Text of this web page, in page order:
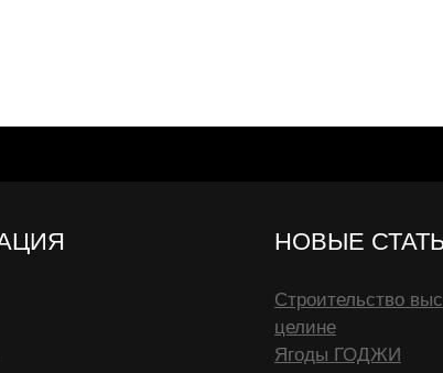
НОВЫЕ
Строительство
целине
Ягоды ГОДЖИ